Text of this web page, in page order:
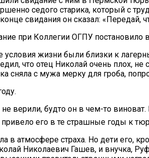
седого старика, который с
свидания он сказал: «Передай,
при Коллегии ОГПУ постановило
условия жизни были близки к
что отец Николай очень плох,
сняла с мужа мерку для гроба,
верили, будто он в чем-то
его в те страшные годы к
в атмосфере страха. Но дети его,
Николаевич Гашев, и внучка,